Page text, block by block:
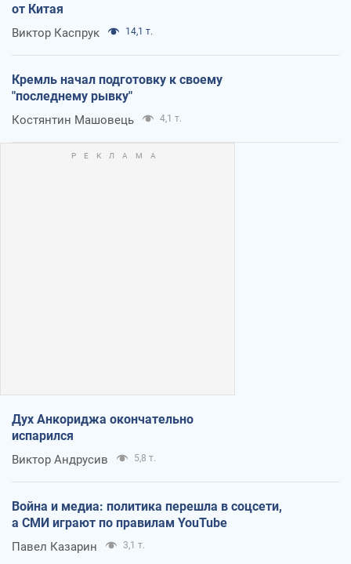
от Китая
Виктор Каспрук 14,1 т.
Кремль начал подготовку к своему
"последнему рывку"
Костянтин Машовець 4,1 т.
Дух Анкориджа окончательно
испарился
Виктор Андрусив 5,8 т.
Война и медиа: политика перешла в соцсети,
а СМИ играют по правилам YouTube
Павел Казарин 3,1 т.